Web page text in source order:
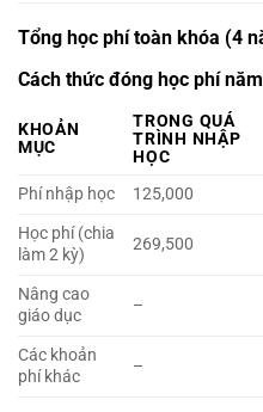
Tổng học phí toàn khóa (4
Cách thức đóng học phí
KHOẢN
MỤC
TRONG QUÁ
TRÌNH NHẬP
HỌC
Phí nhập học 125,000
Học phí (chia
làm 2 kỳ)
269,500
Nâng cao
giáo dục
–
Các khoản
phí khác
–